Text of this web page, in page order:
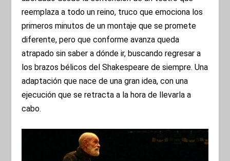
reemplaza a todo un reino, truco que emociona los
primeros minutos de un montaje que se promete
diferente, pero que conforme avanza queda
atrapado sin saber a dónde ir, buscando regresar a
los brazos bélicos del Shakespeare de siempre. Una
adaptación que nace de una gran idea, con una
ejecución que se retracta a la hora de llevarla a
cabo.